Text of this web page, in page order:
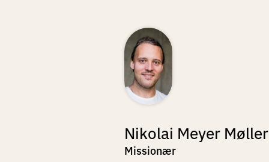
Nikolai Meyer Møller
Missionær